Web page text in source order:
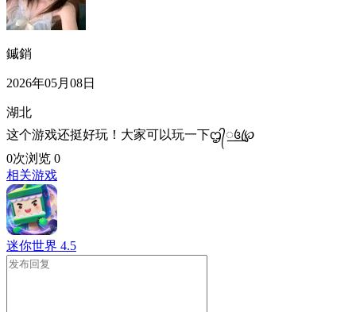
鏚銷
2026年05月08日
湖北
这个游戏还挺好玩！大家可以玩一下ᦗ᭄꯭꧔ꦿ℘
0次浏览 0
相关游戏
迷你世界 4.5